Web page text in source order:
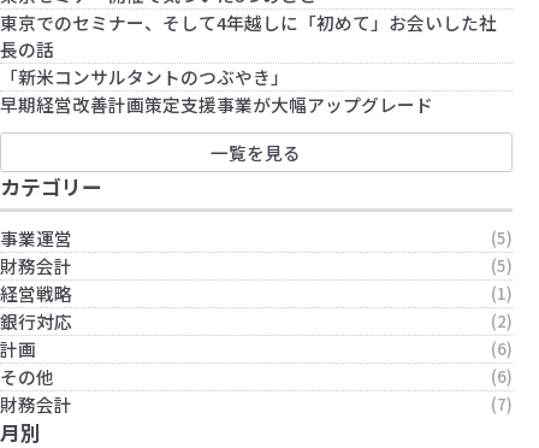
東京でのセミナー、そして4年越しに「初めて」お会いした社
長の話
「新米コンサルタントのつぶやき」
早期経営改善計画策定支援事業が大幅アップグレード
一覧を見る
カテゴリー
事業運営 (5)
財務会計 (5)
経営戦略 (1)
銀行対応 (2)
計画 (6)
その他 (6)
財務会計 (7)
月別